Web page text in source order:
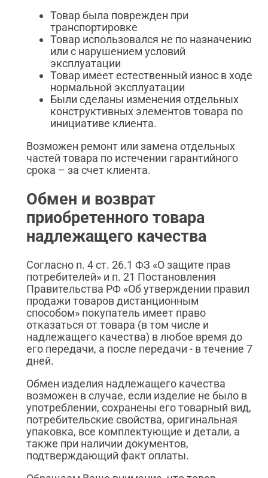
Товар была поврежден при
транспортировке
Товар использовался не по назначению
или с нарушением условий
эксплуатации
Товар имеет естественный износ в ходе
нормальной эксплуатации
Были сделаны изменения отдельных
конструктивных элементов товара по
инициативе клиента.
Возможен ремонт или замена отдельных
частей товара по истечении гарантийного
срока – за счет клиента.
Обмен и возврат
приобретенного товара
надлежащего качества
Согласно п. 4 ст. 26.1 ФЗ «О защите прав
потребителей» и п. 21 Постановления
Правительства РФ «Об утверждении правил
продажи товаров дистанционным
способом» покупатель имеет право
отказаться от товара (в том числе и
надлежащего качества) в любое время до
его передачи, а после передачи - в течение 7
дней.
Обмен изделия надлежащего качества
возможен в случае, если изделие не было в
употреблении, сохранены его товарный вид,
потребительские свойства, оригинальная
упаковка, все комплектующие и детали, а
также при наличии документов,
подтверждающий факт оплаты.